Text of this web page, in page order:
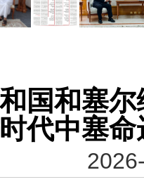
国和塞
代中塞